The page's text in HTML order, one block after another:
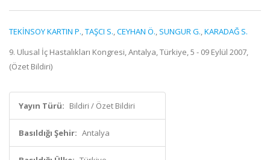
TEKİNSOY KARTIN P.,TAŞCI S.,CEYHAN Ö., SUNGUR G.,KARADAĞ S.
9. Ulusal İç Hastalıkları Kongresi, Antalya, Türkiye, 5 - 09 Eylül 2007,
(Özet Bildiri)
Yayın Türü: Bildiri / Özet Bildiri
Basıldığı Şehir: Antalya